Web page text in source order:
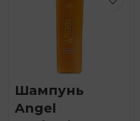
Шампунь
Angel